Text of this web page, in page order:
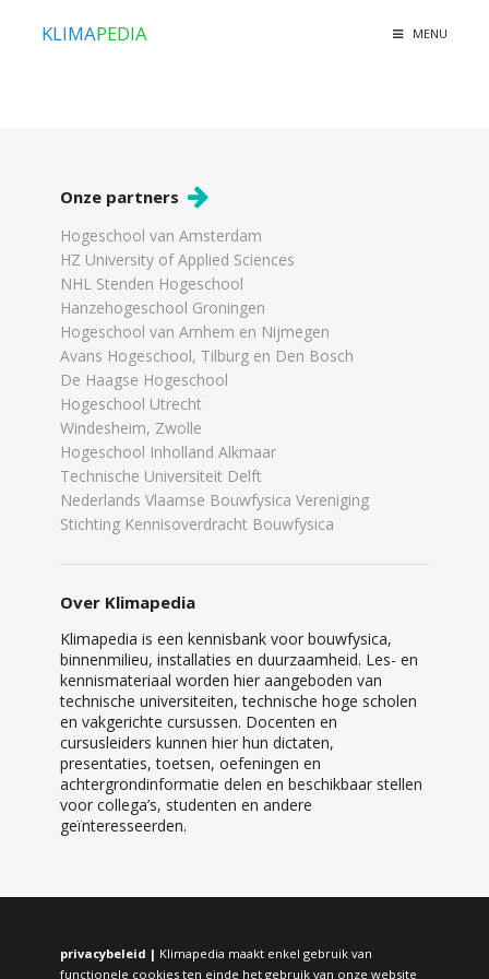
KLIMAPEDIA MENU
Onze partners
Hogeschool van Amsterdam
HZ University of Applied Sciences
NHL Stenden Hogeschool
Hanzehogeschool Groningen
Hogeschool van Arnhem en Nijmegen
Avans Hogeschool, Tilburg en Den Bosch
De Haagse Hogeschool
Hogeschool Utrecht
Windesheim, Zwolle
Hogeschool Inholland Alkmaar
Technische Universiteit Delft
Nederlands Vlaamse Bouwfysica Vereniging
Stichting Kennisoverdracht Bouwfysica
Over Klimapedia
Klimapedia is een kennisbank voor bouwfysica,
binnenmilieu, installaties en duurzaamheid. Les- en
kennismateriaal worden hier aangeboden van
technische universiteiten, technische hoge scholen
en vakgerichte cursussen. Docenten en
cursusleiders kunnen hier hun dictaten,
presentaties, toetsen, oefeningen en
achtergrondinformatie delen en beschikbaar stellen
voor collega’s, studenten en andere
geïnteresseerden.
privacybeleid | Klimapedia maakt enkel gebruik van
functionele cookies ten einde het gebruik van onze website